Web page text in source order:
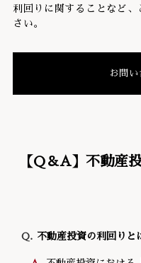
利回りに関することなど
さい。
お問
【Q＆A】不動産
不動産投資の利回りと